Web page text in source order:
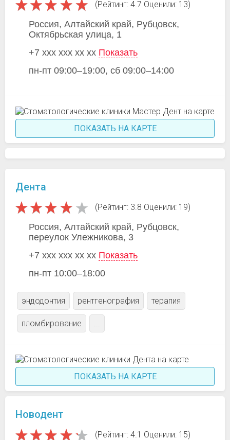
(Рейтинг: 4.7 Оценили: 13)
Россия, Алтайский край, Рубцовск,
Октябрьская улица, 1
+7 xxx xxx xx xx Показать
пн-пт 09:00–19:00, сб 09:00–14:00
ПОКАЗАТЬ НА КАРТЕ
Дента
(Рейтинг: 3.8 Оценили: 19)
Россия, Алтайский край, Рубцовск,
переулок Улежникова, 3
+7 xxx xxx xx xx Показать
пн-пт 10:00–18:00
эндодонтия рентгенография терапия
пломбирование ...
ПОКАЗАТЬ НА КАРТЕ
Новодент
(Рейтинг: 4.1 Оценили: 15)